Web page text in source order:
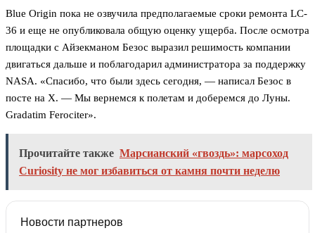
Blue Origin пока не озвучила предполагаемые сроки ремонта LC-
36 и еще не опубликовала общую оценку ущерба. После осмотра
площадки с Айзекманом Безос выразил решимость компании
двигаться дальше и поблагодарил администратора за поддержку
NASA. «Спасибо, что были здесь сегодня, — написал Безос в
посте на X. — Мы вернемся к полетам и доберемся до Луны.
Gradatim Ferociter».
Прочитайте также Марсианский «гвоздь»: марсоход
Curiosity не мог избавиться от камня почти неделю
Новости партнеров